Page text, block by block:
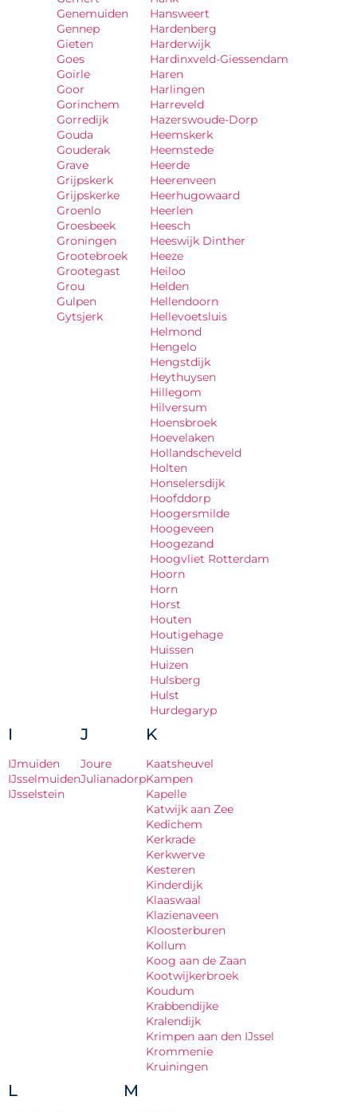
Genemuiden
Gennep
Gieten
Goes
Goirle
Goor
Gorinchem
Gorredijk
Gouda
Gouderak
Grave
Grijpskerk
Grijpskerke
Groenlo
Groesbeek
Groningen
Grootebroek
Grootegast
Grou
Gulpen
Gytsjerk
Hansweert
Hardenberg
Harderwijk
Hardinxveld-Giessendam
Haren
Harlingen
Harreveld
Hazerswoude-Dorp
Heemskerk
Heemstede
Heerde
Heerenveen
Heerhugowaard
Heerlen
Heesch
Heeswijk Dinther
Heeze
Heiloo
Helden
Hellendoorn
Hellevoetsluis
Helmond
Hengelo
Hengstdijk
Heythuysen
Hillegom
Hilversum
Hoensbroek
Hoevelaken
Hollandscheveld
Holten
Honselersdijk
Hoofddorp
Hoogersmilde
Hoogeveen
Hoogezand
Hoogvliet Rotterdam
Hoorn
Horn
Horst
Houten
Houtigehage
Huissen
Huizen
Hulsberg
Hulst
Hurdegaryp
I
IJmuiden
IJsselmuiden
IJsselstein
J
Joure
Julianadorp
K
Kaatsheuvel
Kampen
Kapelle
Katwijk aan Zee
Kedichem
Kerkrade
Kerkwerve
Kesteren
Kinderdijk
Klaaswaal
Klazienaveen
Kloosterburen
Kollum
Koog aan de Zaan
Kootwijkerbroek
Koudum
Krabbendijke
Kralendijk
Krimpen aan den IJssel
Krommenie
Kruiningen
L M